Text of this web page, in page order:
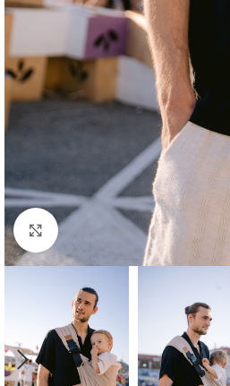
Büyütmek için tıklayın